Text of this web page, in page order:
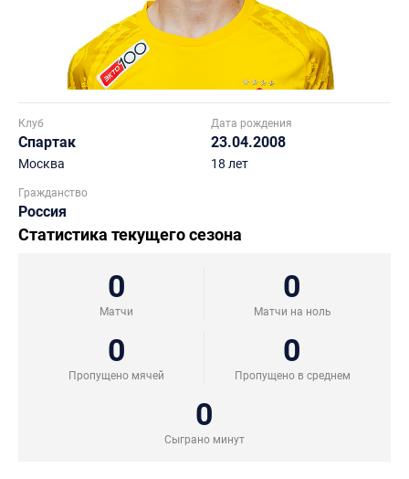
Клуб
Спартак
Москва
Дата рождения
23.04.2008
18 лет
Гражданство
Россия
Статистика текущего сезона
0
Матчи
0
Матчи на ноль
0
Пропущено мячей
0
Пропущено в среднем
0
Сыграно минут